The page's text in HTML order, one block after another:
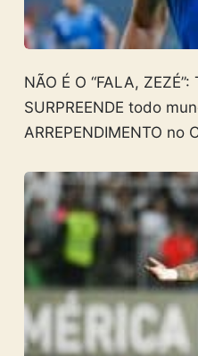
NÃO É O “FALA,
SURPREENDE todo
ARREPENDIMENTO no